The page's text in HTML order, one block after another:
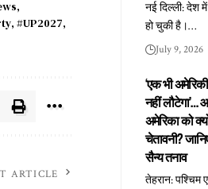
,
, #UP2027,
ARTICLE
नई दिल्ली: देश
हो चुकी है।…
July 9, 2026
‘एक भी
नहीं लौटेगा’…
अमेरिका को
चेतावनी?
सैन्य तनाव
तेहरान: पश्चिम